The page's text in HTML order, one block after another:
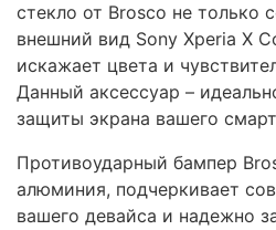
стекло от Brosco не только
внешний вид Sony Xperia X
искажает цвета и
Данный аксессуар –
защиты экрана вашего
Противоударный бампер
алюминия, подчеркивает
вашего девайса и надежно